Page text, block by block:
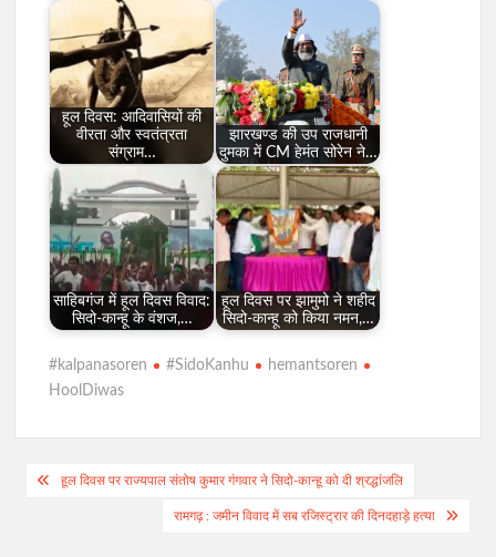
हूल दिवस: आदिवासियों की
वीरता और स्वतंत्रता
संग्राम…
झारखण्ड की उप राजधानी
दुमका में CM हेमंत सोरेन ने…
साहिबगंज में हूल दिवस विवाद:
सिदो-कान्हू के वंशज,…
हूल दिवस पर झामुमो ने शहीद
सिदो-कान्हू को किया नमन,…
#kalpanasoren #SidoKanhu
hemantsoren
HoolDiwas
Postहूल दिवस पर राज्यपाल संतोष कुमार गंगवार ने सिदो-कान्हू को दी श्रद्धांजलि
रामगढ़ : जमीन विवाद में सब रजिस्ट्रार की दिनदहाड़े हत्या